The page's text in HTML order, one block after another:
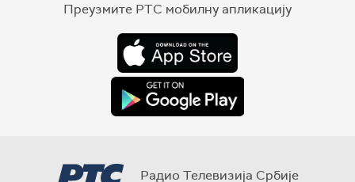
Преузмите РТС мобилну апликацију
Радио Телевизија Србије